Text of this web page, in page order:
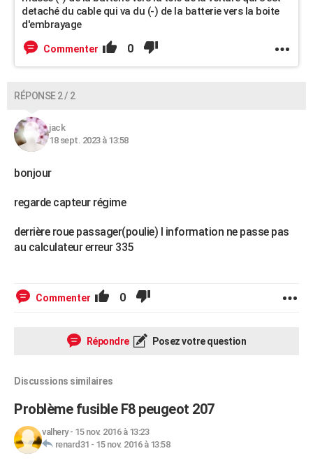
detaché du cable qui va du (-) de la batterie vers la boite
d'embrayage
Commenter 0
RÉPONSE 2 / 2
jack
18 sept. 2023 à 13:58
bonjour
regarde capteur régime
derrière roue passager(poulie) l information ne passe pas
au calculateur erreur 335
Commenter 0
Répondre Posez votre question
Discussions similaires
Problème fusible F8 peugeot 207
valhery- 15 nov. 2016 à 13:23
renard31 - 15 nov. 2016 à 13:58